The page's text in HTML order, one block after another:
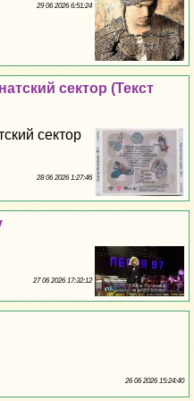
29 06 2026 6:51:24
сектор (Текст
сектор
28 06 2026 1:27:46
27 06 2026 17:32:12
26 06 2026 15:24:40